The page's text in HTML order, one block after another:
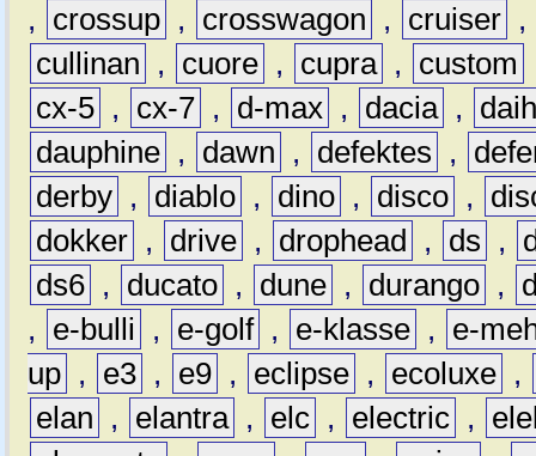
,
crossup , crosswagon , cruiser ,
cullinan
, cuore , cupra , custom
cx-5 , cx-7 , d-max , dacia ,
dauphine , dawn , defektes ,
derby , diablo , dino , disco ,
dokker , drive , drophead , ds ,
ds6 , ducato , dune , durango ,
,
e-bulli , e-golf , e-klasse ,
e-
up , e3 , e9 , eclipse , ecoluxe ,
elan
, elantra , elc , electric ,